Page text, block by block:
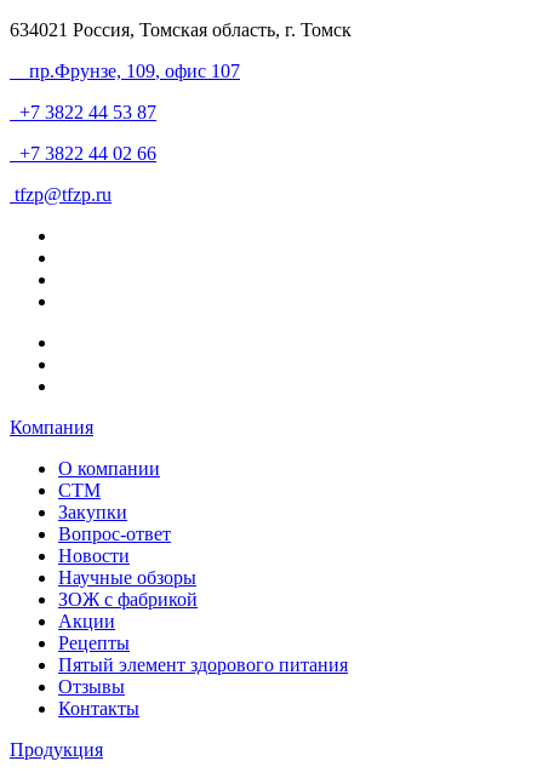
634021 Россия, Томская область, г. Томск
пр.Фрунзе, 109, офис 107
+7 3822 44 53 87
+7 3822 44 02 66
tfzp@tfzp.ru
Компания
О компании
СТМ
Закупки
Вопрос-ответ
Новости
Научные обзоры
ЗОЖ с фабрикой
Акции
Рецепты
Пятый элемент здорового питания
Отзывы
Контакты
Продукция